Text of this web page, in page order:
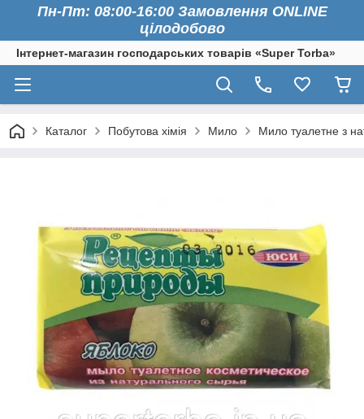
Пн-Пт: 08:00-16:00 Замовлення ONLINE
цілодобово
Інтернет-магазин господарських товарів «Super Torba»
Каталог Побутова хімія Мило Мило туалетне з